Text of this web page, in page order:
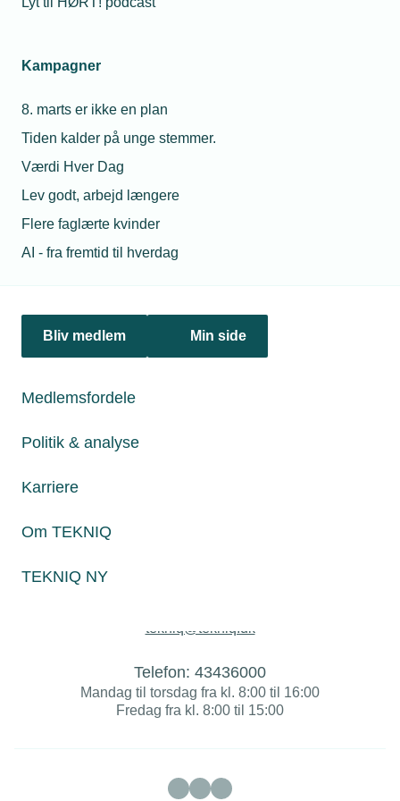
Kampagner
8. marts er ikke en plan
Tiden kalder på unge stemmer.
Værdi Hver Dag
Lev godt, arbejd længere
Flere faglærte kvinder
AI - fra fremtid til hverdag
Bliv medlem Min side
Medlemsfordele
Politik & analyse
Karriere
Om TEKNIQ
TEKNIQ NY
18. oktober 2018
Rigspolitiet: Vanskeligt at pågribe gerningsmændene
Rigspolitiet er opmærksomme på den bølge af tyverier, der
har ramt installatørerne det seneste år. Men det er
vanskeligt at pågribe gerningsmændene, fordi der er tale
Netværk & aktiviteter
tekniq@tekniq.dk
Telefon: 43436000
Mandag til torsdag fra kl. 8:00 til 16:00
Fredag fra kl. 8:00 til 15:00